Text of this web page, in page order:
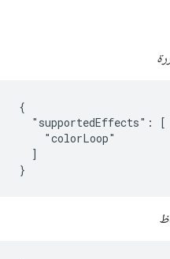
{
  "supportedEffects": [
    "colorLoop"
  ]
}